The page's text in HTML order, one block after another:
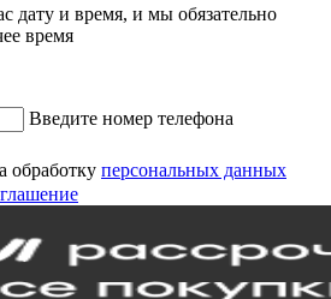
дату и время, и мы обязательно
время
Введите номер телефона
обработку персональных данных